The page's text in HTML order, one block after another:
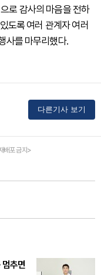
로 감사의 마음을 전하
도록 여러 관계자 여러
사를 마무리했다.
다른기사 보기
배포 금지>
멈추면